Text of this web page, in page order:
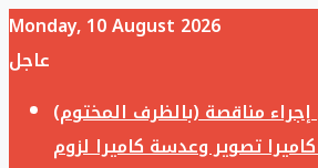
Monday, 10 August 2026
عاجل
مناقصة (بالظرف المختوم)
تصوير وعدسة كاميرا لزوم